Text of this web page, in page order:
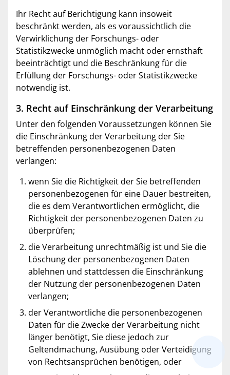
Ihr Recht auf Berichtigung kann insoweit
beschränkt werden, als es voraussichtlich die
Verwirklichung der Forschungs- oder
Statistikzwecke unmöglich macht oder ernsthaft
beeinträchtigt und die Beschränkung für die
Erfüllung der Forschungs- oder Statistikzwecke
notwendig ist.
3. Recht auf Einschränkung der Verarbeitung
Unter den folgenden Voraussetzungen können Sie
die Einschränkung der Verarbeitung der Sie
betreffenden personenbezogenen Daten
verlangen:
wenn Sie die Richtigkeit der Sie betreffenden
personenbezogenen für eine Dauer bestreiten,
die es dem Verantwortlichen ermöglicht, die
Richtigkeit der personenbezogenen Daten zu
überprüfen;
die Verarbeitung unrechtmäßig ist und Sie die
Löschung der personenbezogenen Daten
ablehnen und stattdessen die Einschränkung
der Nutzung der personenbezogenen Daten
verlangen;
der Verantwortliche die personenbezogenen
Daten für die Zwecke der Verarbeitung nicht
länger benötigt, Sie diese jedoch zur
Geltendmachung, Ausübung oder Verteidigung
von Rechtsansprüchen benötigen, oder